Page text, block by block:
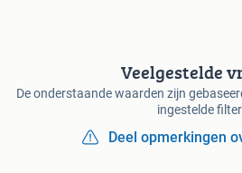
Veelgestelde
De onderstaande waarden zijn
ingestelde
Deel opmerkingen